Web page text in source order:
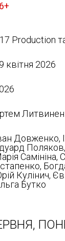
Production
квітня 2026
Довженко,
Самініна,
Кулінич,
Бутко